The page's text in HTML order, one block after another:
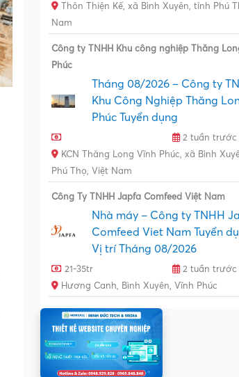
Thôn Thiện Kế, xã Bình Xuyên, tỉnh Phú
Nam
Công ty TNHH Khu công nghiệp Thăng
Phúc
Tháng 08/2026 – Công ty
Khu Công Nghiệp Thăng
Phúc Tuyển dụng
2 tuần trước
KCN Thăng Long Vĩnh Phúc, xã Bình
Phú Thọ, Việt Nam
Công Ty TNHH Japfa Comfeed Việt Nam
Nhà máy – Công ty TNHH
Comfeed Viet Nam Tuyển
Vị trí Tháng 08/2026
21-35tr
2 tuần trước
Hương Canh, Bình Xuyên, Vĩnh Phúc